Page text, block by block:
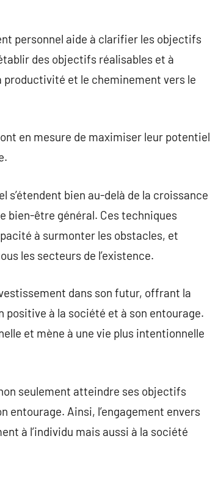
personnel aide à clarifier les objectifs
des objectifs réalisables et à
et le cheminement vers le
en mesure de maximiser leur potentiel
s’étendent bien au-delà de la croissance
bien-être général. Ces techniques
à surmonter les obstacles, et
les secteurs de l’existence.
dans son futur, offrant la
positive à la société et à son entourage.
et mène à une vie plus intentionnelle
seulement atteindre ses objectifs
Ainsi, l’engagement envers
à l’individu mais aussi à la société